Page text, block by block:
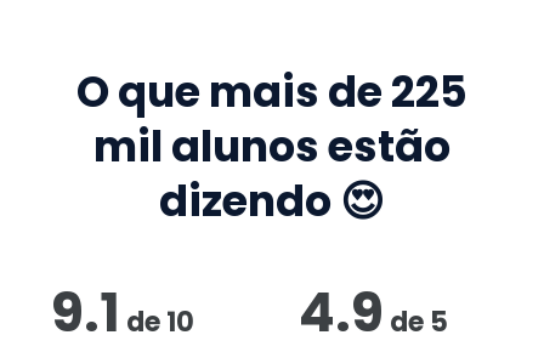
O que mais de225
mil alunos estão
dizendo 😍
9.1 de10 4.9 de 5